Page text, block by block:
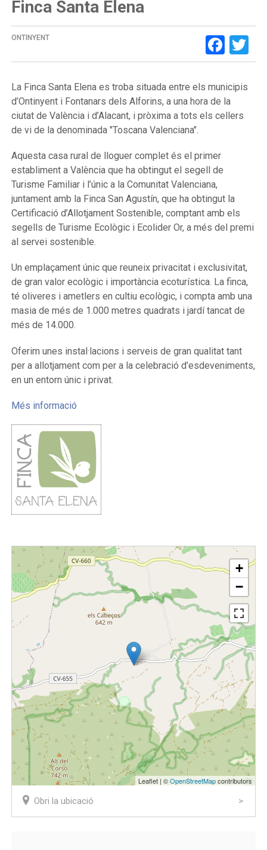
Finca Santa Elena
ONTINYENT
La Finca Santa Elena es troba situada entre els municipis
d’Ontinyent i Fontanars dels Alforins, a una hora de la
ciutat de València i d’Alacant, i pròxima a tots els cellers
de vi de la denominada "Toscana Valenciana".
Aquesta casa rural de lloguer complet és el primer
establiment a València que ha obtingut el segell de
Turisme Familiar i l’únic a la Comunitat Valenciana,
juntament amb la Finca San Agustín, que ha obtingut la
Certificació d’Allotjament Sostenible, comptant amb els
segells de Turisme Ecològic i Ecolider Or, a més del premi
al servei sostenible.
Un emplaçament únic que reuneix privacitat i exclusivitat,
de gran valor ecològic i importància ecoturística. La finca,
té oliveres i ametlers en cultiu ecològic, i compta amb una
masia de més de 1.000 metres quadrats i jardí tancat de
més de 14.000.
Oferim unes instal·lacions i serveis de gran qualitat tant
per a allotjament com per a la celebració d’esdeveniments,
en un entorn únic i privat.
Més informació
+
−
Leaflet | ©OpenStreetMapcontributors
Obri la ubicació